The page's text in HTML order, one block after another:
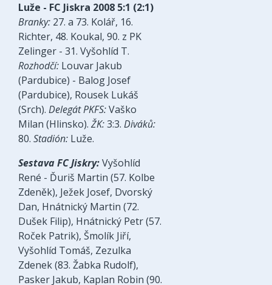
Luže - FC Jiskra 2008 5:1 (2:1)
Branky: 27. a 73. Kolář, 16.
Richter, 48. Koukal, 90. z PK
Zelinger - 31. Vyšohlíd T.
Rozhodčí: Louvar Jakub
(Pardubice) - Balog Josef
(Pardubice), Rousek Lukáš
(Srch). Delegát PKFS:Vaško
Milan (Hlinsko). ŽK:3:3. Diváků:
80. Stadión: Luže.
Sestava FC Jiskry:Vyšohlíd
René - Ďuriš Martin (57. Kolbe
Zdeněk), Ježek Josef, Dvorský
Dan, Hnátnický Martin (72.
Dušek Filip), Hnátnický Petr (57.
Roček Patrik), Šmolík Jiří,
Vyšohlíd Tomáš, Zezulka
Zdenek (83. Žabka Rudolf),
Pasker Jakub, Kaplan Robin (90.